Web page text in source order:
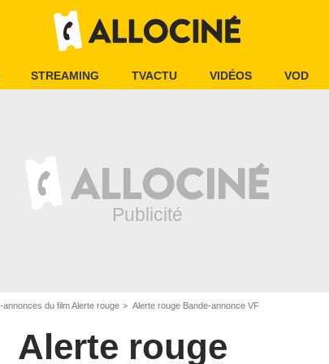
STREAMING TVACTU VIDÉOS VOD
annonces du film Alerte rouge Alerte rouge Bande-annonce VF
Alerte rouge